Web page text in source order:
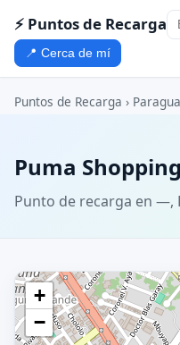
⚡ Puntos de Recarga
📍 Cerca de mí
Puntos de Recarga ›
Puma
Punto de recarga en —,
+
−